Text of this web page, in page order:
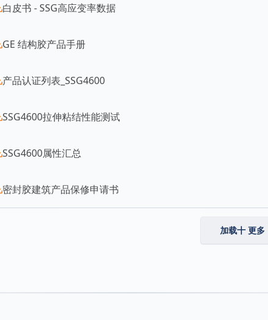
白皮书 - SSG高应变率数据
GE 结构胶产品手册
产品认证列表_SSG4600
SSG4600拉伸粘结性能测试
SSG4600属性汇总
密封胶建筑产品保修申请书
加载十 更多